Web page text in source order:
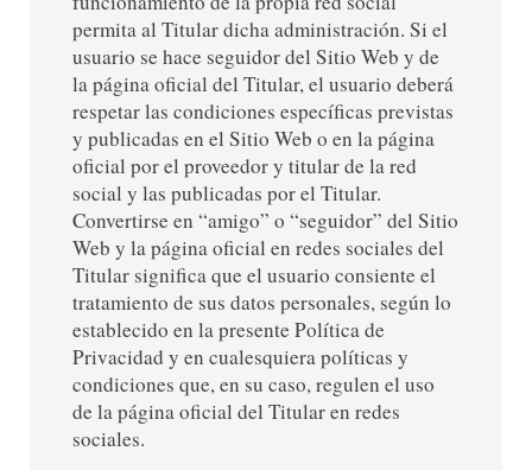
permita al Titular dicha administración. Si el
usuario se hace seguidor del Sitio Web y de
la página oficial del Titular, el usuario deberá
respetar las condiciones específicas previstas
y publicadas en el Sitio Web o en la página
oficial por el proveedor y titular de la red
social y las publicadas por el Titular.
Convertirse en “amigo” o “seguidor” del Sitio
Web y la página oficial en redes sociales del
Titular significa que el usuario consiente el
tratamiento de sus datos personales, según lo
establecido en la presente Política de
Privacidad y en cualesquiera políticas y
condiciones que, en su caso, regulen el uso
de la página oficial del Titular en redes
sociales.